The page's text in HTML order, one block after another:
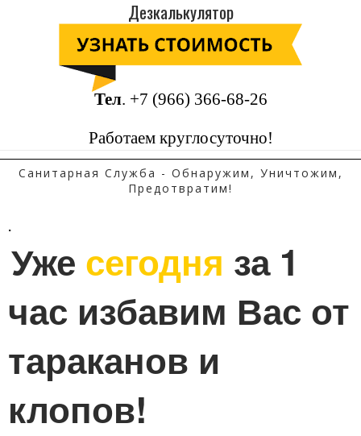
Дезкалькулятор
Тел. +7 (966) 366-68-26
Работаем круглосуточно!
Санитарная Служба - Обнаружим, Уничтожим,
Предотвратим!
.
Уже сегодня за 1
час избавим Вас от
тараканов и
клопов!